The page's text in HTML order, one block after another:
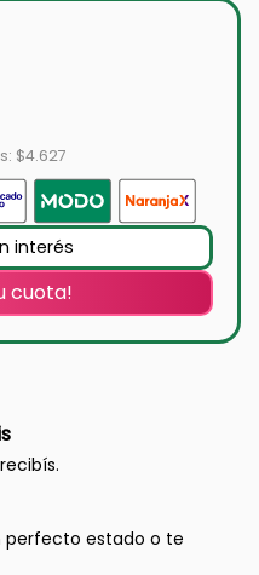
$4.627
interés
cuota!
perfecto estado o te